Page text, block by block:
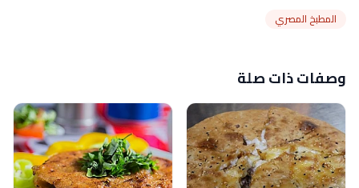
المطبخ المصري
وصفات ذات صلة